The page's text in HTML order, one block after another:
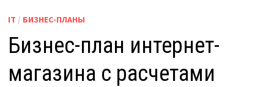
IT / БИЗНЕС-ПЛАНЫ
Бизнес-план интернет-
магазина с расчетами